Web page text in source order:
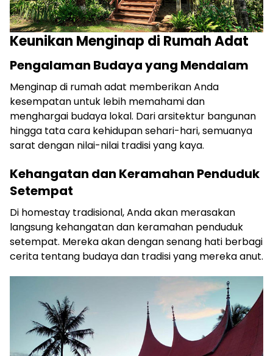
Keunikan Menginap di Rumah Adat
Pengalaman Budaya yang Mendalam
Menginap di rumah adat memberikan Anda
kesempatan untuk lebih memahami dan
menghargai budaya lokal. Dari arsitektur bangunan
hingga tata cara kehidupan sehari-hari, semuanya
sarat dengan nilai-nilai tradisi yang kaya.
Kehangatan dan Keramahan Penduduk
Setempat
Di homestay tradisional, Anda akan merasakan
langsung kehangatan dan keramahan penduduk
setempat. Mereka akan dengan senang hati berbagi
cerita tentang budaya dan tradisi yang mereka anut.